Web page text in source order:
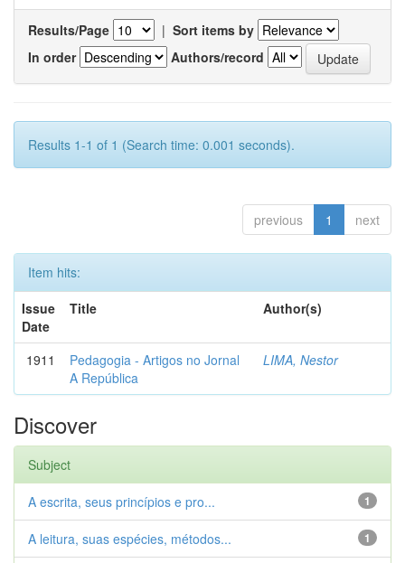
Results/Page | Sort items by
In order
Authors/record
Results 1-1 of 1 (Search time: 0.001 seconds).
previous 1 next
Item hits:
Issue
Date
Title Author(s)
1911
Pedagogia - Artigos no Jornal
A República
LIMA, Nestor
Discover
Subject
1
A escrita, seus princípios e pro...
1
A leitura, suas espécies, métodos...